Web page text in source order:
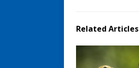
Related Articles